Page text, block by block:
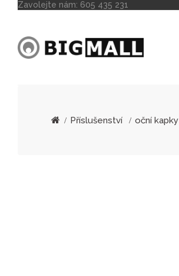
Zavolejte nám: 605 435 231
Příslušenství oční kapky